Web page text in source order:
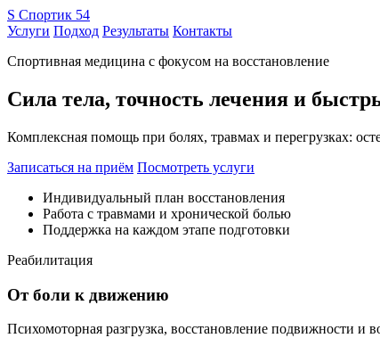
S Спортик 54
Услуги Подход Результаты Контакты
Спортивная медицина с фокусом на восстановление
Сила тела, точность лечения и
Комплексная помощь при болях, травмах и перегрузках:
Записаться на приём Посмотреть услуги
Индивидуальный план восстановления
Работа с травмами и хронической болью
Поддержка на каждом этапе подготовки
Реабилитация
От боли к движению
Психомоторная разгрузка, восстановление подвижности и